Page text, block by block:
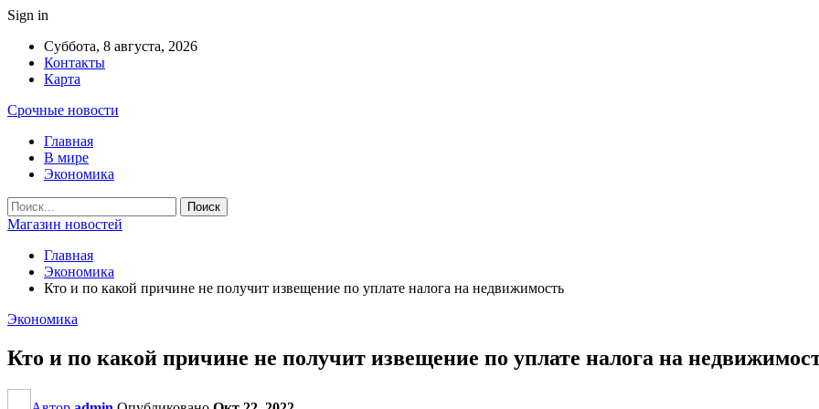
Sign in
Суббота, 8 августа, 2026
Контакты
Карта
Срочные новости
Главная
В мире
Экономика
Магазин новостей
Главная
Экономика
Кто и по какой причине не получит извещение по уплате налога на недвижимость
Экономика
Кто и по какой причине не получит извещение по уплате налога на